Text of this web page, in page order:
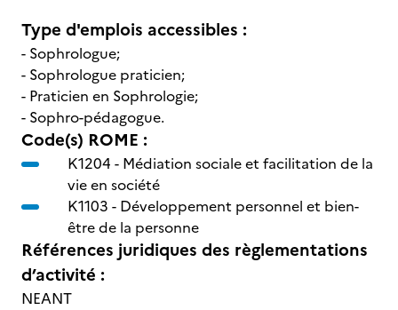
Type d'emplois accessibles :
- Sophrologue;
- Sophrologue praticien;
- Praticien en Sophrologie;
- Sophro-pédagogue.
Code(s) ROME :
K1204 - Médiation sociale et facilitation de la
vie en société
K1103 - Développement personnel et bien-
être de la personne
Références juridiques des règlementations
d’activité :
NEANT